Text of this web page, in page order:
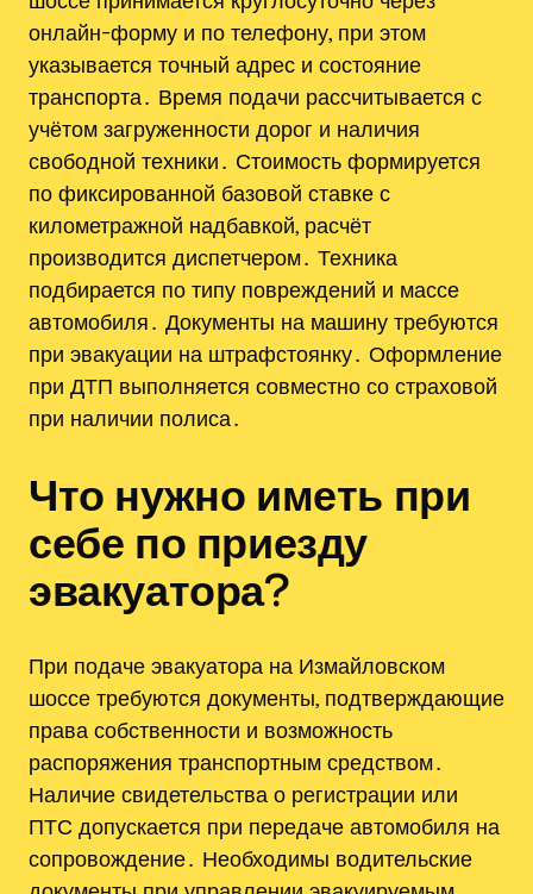
онлайн-форму и по телефону, при этом
указывается точный адрес и состояние
транспорта․ Время подачи рассчитывается с
учётом загруженности дорог и наличия
свободной техники․ Стоимость формируется
по фиксированной базовой ставке с
километражной надбавкой, расчёт
производится диспетчером․ Техника
подбирается по типу повреждений и массе
автомобиля․ Документы на машину требуются
при эвакуации на штрафстоянку․ Оформление
при ДТП выполняется совместно со страховой
при наличии полиса․
Что нужно иметь при
себе по приезду
эвакуатора?
При подаче эвакуатора на Измайловском
шоссе требуются документы, подтверждающие
права собственности и возможность
распоряжения транспортным средством․
Наличие свидетельства о регистрации или
ПТС допускается при передаче автомобиля на
сопровождение․ Необходимы водительские